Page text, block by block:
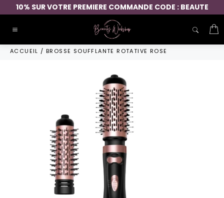
Passer
au
10% SUR VOTRE PREMIERE COMMANDE CODE : BEAUTE
ACCUEIL / BROSSE SOUFFLANTE ROTATIVE ROSE